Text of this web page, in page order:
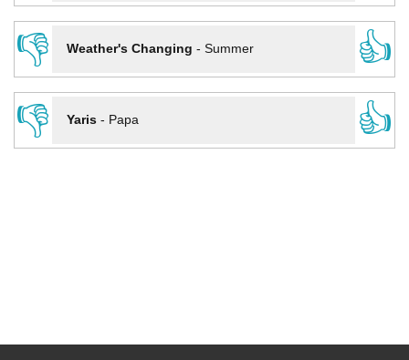
👎
Weather's Changing - Summer
👍
👎
Yaris- Papa 👍